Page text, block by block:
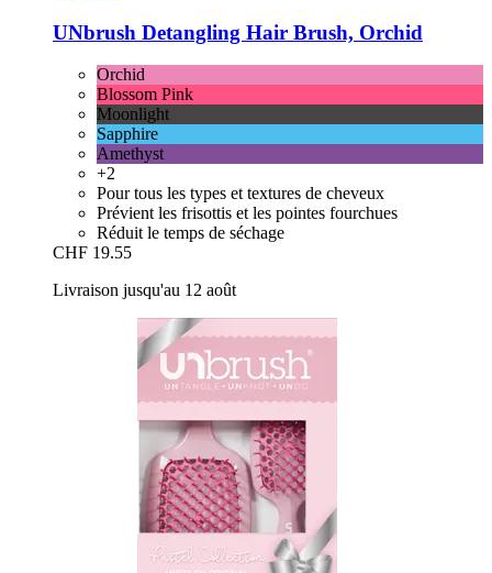
UNbrush Detangling Hair Brush, Orchid
Orchid
Blossom Pink
Moonlight
Sapphire
Amethyst
+2
Pour tous les types et textures de cheveux
Prévient les frisottis et les pointes fourchues
Réduit le temps de séchage
CHF 19.55
Livraison jusqu'au 12 août